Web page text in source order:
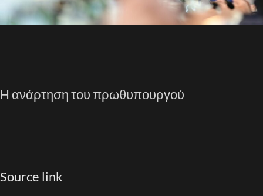
Η ανάρτηση του πρωθυπουργού
Source link